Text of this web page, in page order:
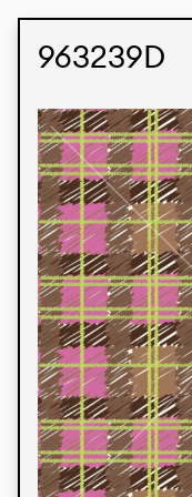
963239D
Produtos
Temos orgulho
brasileira por
personalizadas,
com nossos
conceitos e
produtos tem
Oferecemos
tecnológicos que
qualquer cor
Cores